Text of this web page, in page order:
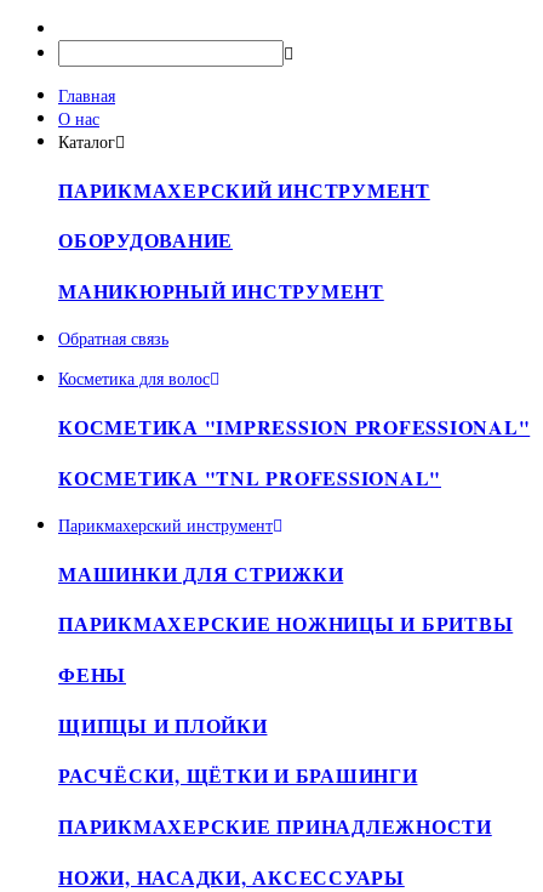
Главная
О нас
Каталог
ПАРИКМАХЕРСКИЙ ИНСТРУМЕНТ
ОБОРУДОВАНИЕ
МАНИКЮРНЫЙ ИНСТРУМЕНТ
Обратная связь
Косметика для волос
КОСМЕТИКА "IMPRESSION PROFESSIONAL"
КОСМЕТИКА "TNL PROFESSIONAL"
Парикмахерский инструмент
МАШИНКИ ДЛЯ СТРИЖКИ
ПАРИКМАХЕРСКИЕ НОЖНИЦЫ И БРИТВЫ
ФЕНЫ
ЩИПЦЫ И ПЛОЙКИ
РАСЧЁСКИ, ЩЁТКИ И БРАШИНГИ
ПАРИКМАХЕРСКИЕ ПРИНАДЛЕЖНОСТИ
НОЖИ, НАСАДКИ, АКСЕССУАРЫ